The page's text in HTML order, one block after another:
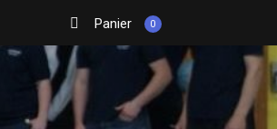
Panier 0